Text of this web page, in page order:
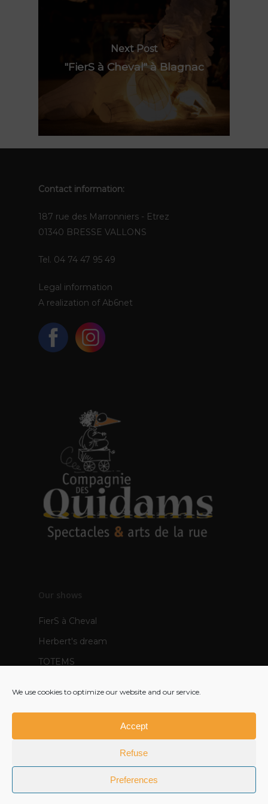
We use cookies to optimize our website and our service.
Accept
Refuse
Preferences
Next Post
"FierS à Cheval" à Blagnac
Contact information:
187 rue des Marronniers - Etrez
01340 BRESSE VALLONS
Tel. 04 74 47 95 49
Legal information
A realization of Ab6net
Our shows
FierS à Cheval
Herbert's dream
TOTEMS
Polynie - creation 2022
The Pops
Contact
FR
EN